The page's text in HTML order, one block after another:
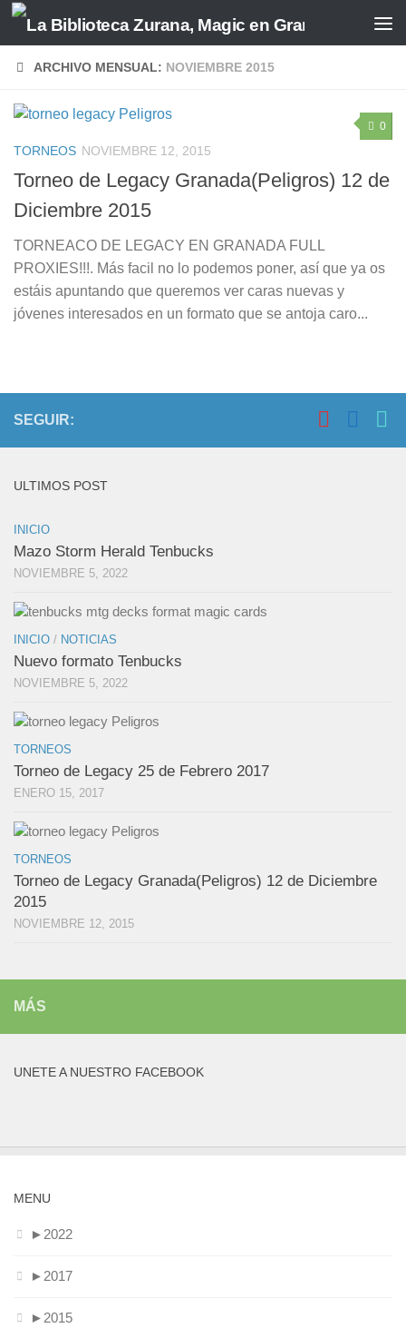
Saltar al contenido
ARCHIVO MENSUAL: NOVIEMBRE 2015
0
TORNEOS NOVIEMBRE 12, 2015
Torneo de Legacy Granada(Peligros) 12 de
Diciembre 2015
TORNEACO DE LEGACY EN GRANADA FULL
PROXIES!!!. Más facil no lo podemos poner, así que ya os
estáis apuntando que queremos ver caras nuevas y
jóvenes interesados en un formato que se antoja caro...
SEGUIR:
ULTIMOS POST
INICIO
Mazo Storm Herald Tenbucks
NOVIEMBRE 5, 2022
INICIO / NOTICIAS
Nuevo formato Tenbucks
NOVIEMBRE 5, 2022
TORNEOS
Torneo de Legacy 25 de Febrero 2017
ENERO 15, 2017
TORNEOS
Torneo de Legacy Granada(Peligros) 12 de Diciembre
2015
NOVIEMBRE 12, 2015
MÁS
UNETE A NUESTRO FACEBOOK
MENU
► 2022
► 2017
► 2015